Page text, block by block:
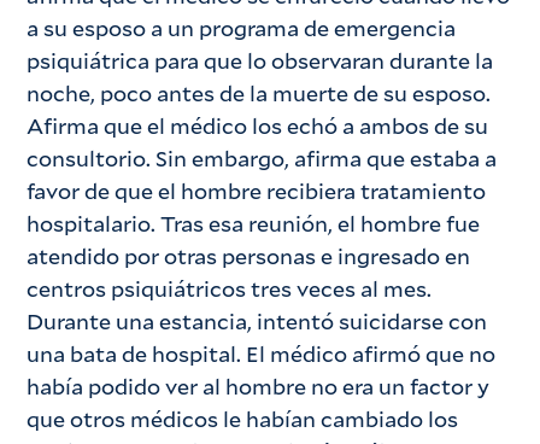
a su esposo a un programa de emergencia
psiquiátrica para que lo observaran durante la
noche, poco antes de la muerte de su esposo.
Afirma que el médico los echó a ambos de su
consultorio. Sin embargo, afirma que estaba a
favor de que el hombre recibiera tratamiento
hospitalario. Tras esa reunión, el hombre fue
atendido por otras personas e ingresado en
centros psiquiátricos tres veces al mes.
Durante una estancia, intentó suicidarse con
una bata de hospital. El médico afirmó que no
había podido ver al hombre no era un factor y
que otros médicos le habían cambiado los